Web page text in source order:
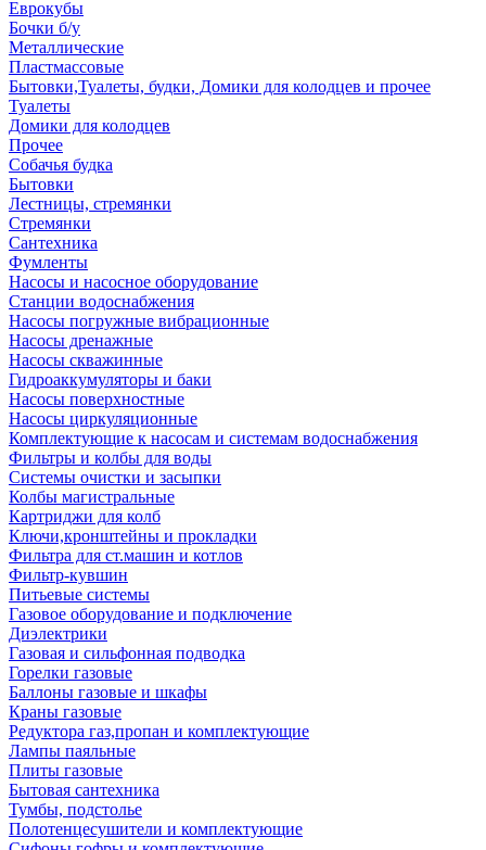
Еврокубы
Бочки б/у
Металлические
Пластмассовые
Бытовки,Туалеты, будки, Домики для колодцев и прочее
Туалеты
Домики для колодцев
Прочее
Собачья будка
Бытовки
Лестницы, стремянки
Стремянки
Сантехника
Фумленты
Насосы и насосное оборудование
Станции водоснабжения
Насосы погружные вибрационные
Насосы дренажные
Насосы скважинные
Гидроаккумуляторы и баки
Насосы поверхностные
Насосы циркуляционные
Комплектующие к насосам и системам водоснабжения
Фильтры и колбы для воды
Системы очистки и засыпки
Колбы магистральные
Картриджи для колб
Ключи,кронштейны и прокладки
Фильтра для ст.машин и котлов
Фильтр-кувшин
Питьевые системы
Газовое оборудование и подключение
Диэлектрики
Газовая и сильфонная подводка
Горелки газовые
Баллоны газовые и шкафы
Краны газовые
Редуктора газ,пропан и комплектующие
Лампы паяльные
Плиты газовые
Бытовая сантехника
Тумбы, подстолье
Полотенцесушители и комплектующие